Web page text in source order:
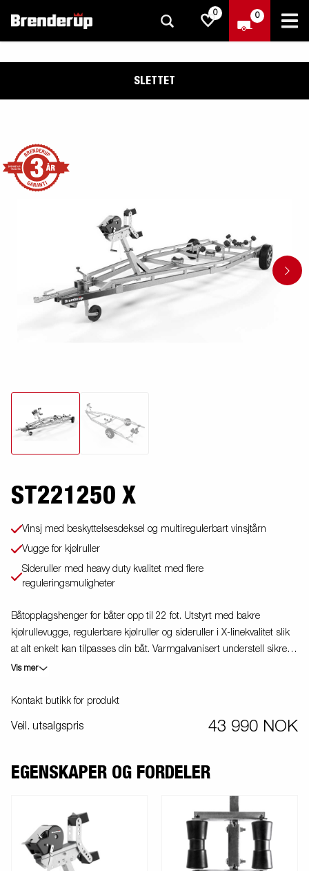
0 0
SLETTET
ST221250 X
Vinsj med beskyttelsesdeksel og multiregulerbart vinsjtårn
Vugge for kjølruller
Sideruller med heavy duty kvalitet med flere
reguleringsmuligheter
Båtopplagshenger for båter opp til 22 fot. Utstyrt med bakre
kjølrullevugge, regulerbare kjølruller og sideruller i X-linekvalitet slik
at alt enkelt kan tilpasses din båt. Varmgalvanisert understell sikrer
lang holdbarhet. Vinsj og vinsjtårn som kan reguleres med enkle
sikker-hetswire til bruk når du transporterer din båt på tilhengeren.
Vis mer
Kontakt butikk for produkt
Veil. utsalgspris 43 990 NOK
EGENSKAPER OG FORDELER